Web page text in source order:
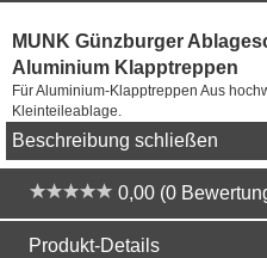
MUNK Günzburger
Aluminium Klapptreppen
Für Aluminium-Klapptreppen Aus
Kleinteileablage.
Beschreibung schließen
0,00 (0
Produkt-Details